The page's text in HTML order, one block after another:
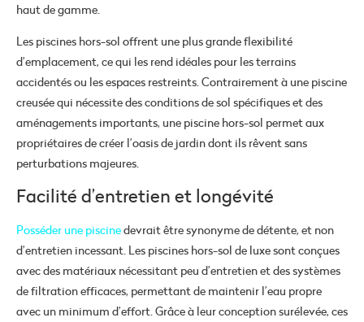
haut de gamme.
Les piscines hors-sol offrent une plus grande flexibilité
d’emplacement, ce qui les rend idéales pour les terrains
accidentés ou les espaces restreints. Contrairement à une piscine
creusée qui nécessite des conditions de sol spécifiques et des
aménagements importants, une piscine hors-sol permet aux
propriétaires de créer l’oasis de jardin dont ils rêvent sans
perturbations majeures.
Facilité d’entretien et longévité
Posséder une piscinedevrait être synonyme de détente, et non
d’entretien incessant. Les piscines hors-sol de luxe sont conçues
avec des matériaux nécessitant peu d’entretien et des systèmes
de filtration efficaces, permettant de maintenir l’eau propre
avec un minimum d’effort. Grâce à leur conception surélevée, ces